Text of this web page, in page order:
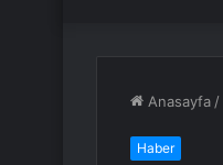
Anasayfa /
Haber